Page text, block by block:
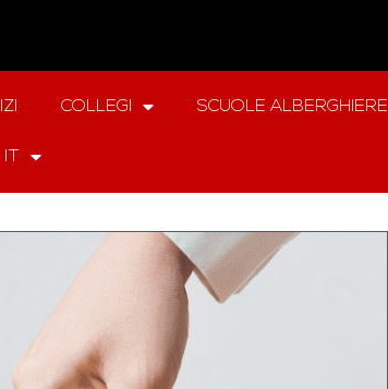
COLLEGI SCUOLE ALBERGHIERE
IT